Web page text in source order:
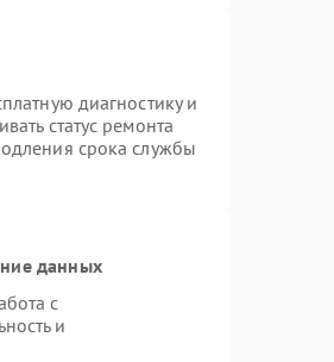
диагностику и
статус ремонта
срока службы
данных
с
и